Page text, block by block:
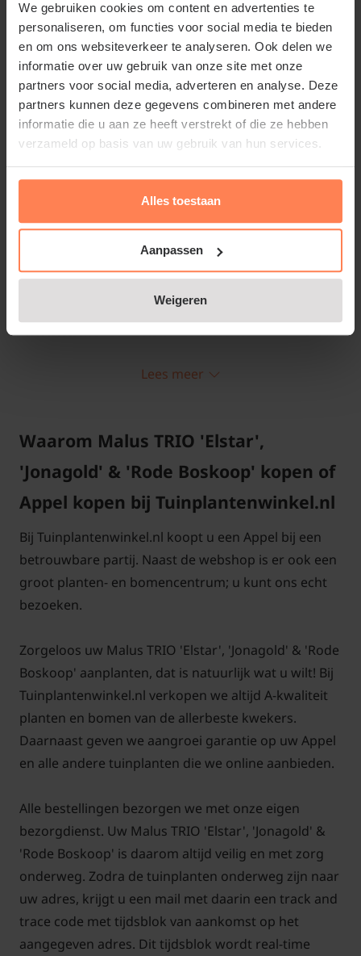
We gebruiken cookies om content en advertenties te
personaliseren, om functies voor social media te bieden
en om ons websiteverkeer te analyseren. Ook delen we
informatie over uw gebruik van onze site met onze
partners voor social media, adverteren en analyse. Deze
partners kunnen deze gegevens combineren met andere
informatie die u aan ze heeft verstrekt of die ze hebben
verzameld op basis van uw gebruik van hun services.
Alles toestaan
Aanpassen
Weigeren
zijn zo gekozen dat ze elkaar bestuiven. Een
Handappel TRIO heeft maar weinig ruimte nodig. De
tuinplant heeft drie schuin naar boven geleide
hoofdtakken. Elke hoofdtak is een appelsoort. U
kunt de drie hoofdtakken verlengen door de toppen
door te laten groeien. Knip de toppen af wanneer ze
de hoogte hebben bereikt die u voor ogen heeft.
'Elstar' is zoet, 'Jonagold' zachtzuur; 'Rode Boskoop'
is een zure moesappel, die ook veel gebruikt wordt
voor het bakken van taarten.
Standplaats Malus TRIO 'Elstar',
'Jonagold' & 'Rode Boskoop'
Appel TRIO 'Elstar', 'Jonagold' & 'Rode Boskoop'
zonniger, hoe beter de vruchten rijpen.
Malus TRIO 'Elstar', 'Jonagold' &
'Rode Boskoop' snoeien en
onderhouden
Malus TRIO 'Elstar', 'Jonagold' & 'Rode Boskoop' is
makkelijk te snoeien. Vanuit de drie hoofdtakken
takjes op 10 cm van de hoofdtak terug. De korte
takjes van 10 cm die overblijven worden dikker.
Hieraan vormen zich in de loop van de jaren de
bloemen die kunnen uitgroeien tot vruchten. Het
snoeien kunt u door het jaar heen doen.
Bomen van tuinplantenwinkel.nl kunt u jaarrond
planten. Dit kan omdat we al onze bomen in pot
leveren. Aanplanten in de herfst, winter, lente én
zomer is dus altijd mogelijk, met
aangroeigarantie!
Lees meer
Waarom Malus TRIO 'Elstar',
'Jonagold' & 'Rode Boskoop' kopen of
Appel kopen bij Tuinplantenwinkel.nl
Bij Tuinplantenwinkel.nl koopt u een Appel bij een
betrouwbare partij. Naast de webshop is er ook een
groot planten- en bomencentrum; u kunt ons echt
bezoeken.
Zorgeloos uw Malus TRIO 'Elstar', 'Jonagold' & 'Rode
Boskoop' aanplanten, dat is natuurlijk wat u wilt! Bij
Tuinplantenwinkel.nl verkopen we altijd A-kwaliteit
planten en bomen van de allerbeste kwekers.
Daarnaast geven we aangroei garantie op uw Appel
en alle andere tuinplanten die we online aanbieden.
Alle bestellingen bezorgen we met onze eigen
bezorgdienst. Uw Malus TRIO 'Elstar', 'Jonagold' &
'Rode Boskoop' is daarom altijd veilig en met zorg
onderweg. Zodra de tuinplanten onderweg zijn naar
uw adres, krijgt u een mail met daarin een track and
trace code met tijdsblok van aankomst op het
aangegeven adres. Dit tijdsblok wordt real-time